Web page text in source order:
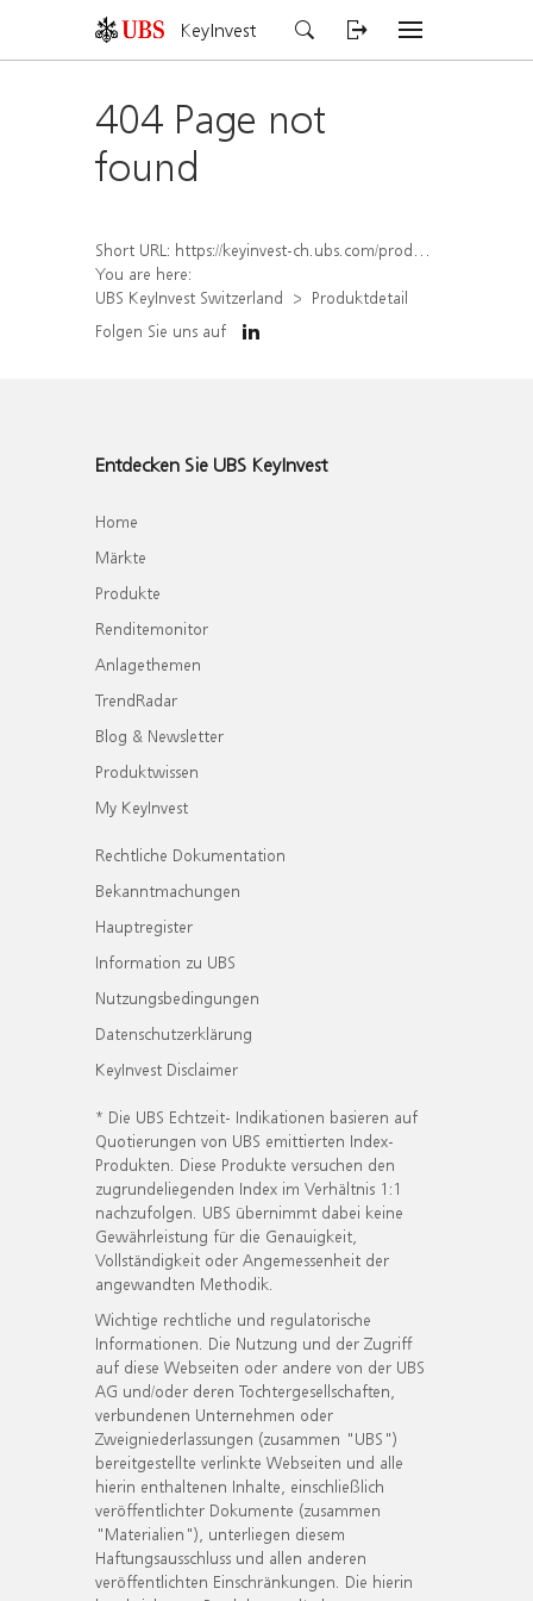
KeyInvest
404 Page not
found
Short URL: https://keyinvest-ch.ubs.com/produkt/detail/index/isin/CH1567429928
You are here:
UBS KeyInvest Switzerland
Produktdetail
Folgen Sie uns auf
Entdecken Sie UBS KeyInvest
Home
Märkte
Produkte
Renditemonitor
Anlagethemen
TrendRadar
Blog & Newsletter
Produktwissen
My KeyInvest
Rechtliche Dokumentation
Bekanntmachungen
Hauptregister
Information zu UBS
Nutzungsbedingungen
Datenschutzerklärung
KeyInvest Disclaimer
* Die UBS Echtzeit- Indikationen basieren auf
Quotierungen von UBS emittierten Index-
Produkten. Diese Produkte versuchen den
zugrundeliegenden Index im Verhältnis 1:1
nachzufolgen. UBS übernimmt dabei keine
Gewährleistung für die Genauigkeit,
Vollständigkeit oder Angemessenheit der
angewandten Methodik.
Wichtige rechtliche und regulatorische
Informationen. Die Nutzung und der Zugriff
auf diese Webseiten oder andere von der UBS
AG und/oder deren Tochtergesellschaften,
verbundenen Unternehmen oder
Zweigniederlassungen (zusammen "UBS")
bereitgestellte verlinkte Webseiten und alle
hierin enthaltenen Inhalte, einschließlich
veröffentlichter Dokumente (zusammen
"Materialien"), unterliegen diesem
Haftungsausschluss und allen anderen
veröffentlichten Einschränkungen. Die hierin